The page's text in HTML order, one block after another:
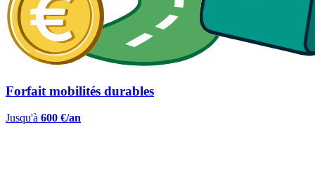
Forfait mobilités durables
Jusqu'à 600 €/an